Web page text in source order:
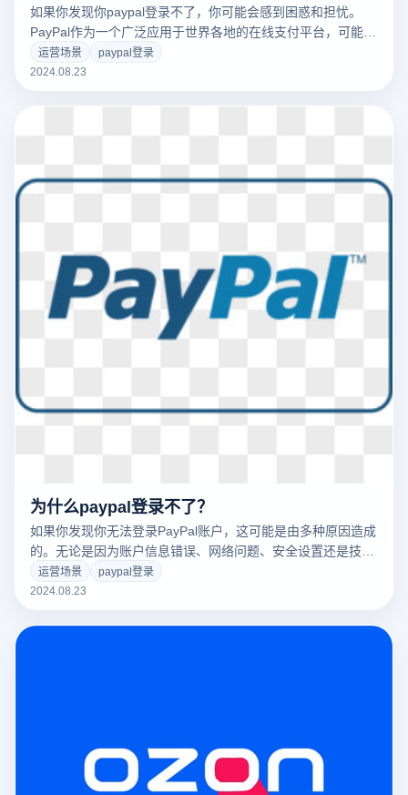
如果你发现你paypal登录不了，你可能会感到困惑和担忧。
PayPal作为一个广泛应用于世界各地的在线支付平台，可能涉
及多种因素，包括账户限制、密码错误或系统故障。特别是当
你的账户受到限制时，登录和交易的功能可能会受到影响。本
运营场景
paypal登录
2024.08.23
为什么paypal登录不了？
如果你发现你无法登录PayPal账户，这可能是由多种原因造成
的。无论是因为账户信息错误、网络问题、安全设置还是技术
故障，都可能影响你访问账户的能力。paypal登录不了的问题
作为一个广泛使用的在线支付平台，不仅可能影响交易的顺利
登录的常见原因，并提供解决这些问题的实用建议，帮助您快
运营场景
paypal登录
2024.08.23